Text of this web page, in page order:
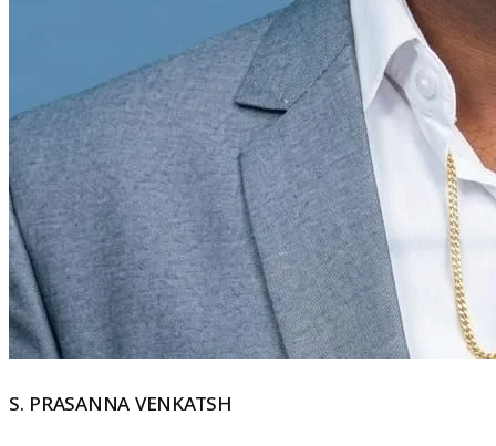
S. PRASANNA VENKATSH